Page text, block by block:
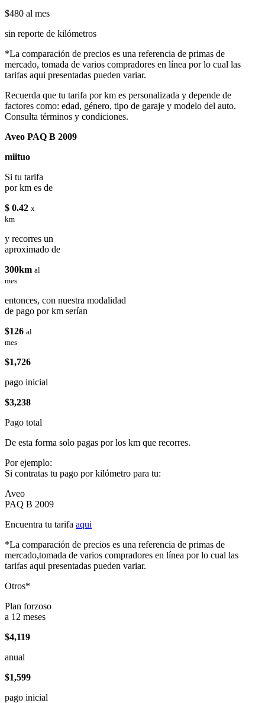
$480 al mes
sin reporte de kilómetros
*La comparación de precios es una referencia de primas de
mercado, tomada de varios compradores en línea por lo cual las
tarifas aqui presentadas pueden variar.
Recuerda que tu tarifa por km es personalizada y depende de
factores como: edad, género, tipo de garaje y modelo del auto.
Consulta términos y condiciones.
Aveo PAQ B 2009
miituo
Si tu tarifa
por km es de
$ 0.42 x
km
y recorres un
aproximado de
300km al
mes
entonces, con nuestra modalidad
de pago por km serían
$126 al
mes
$1,726
pago inicial
$3,238
Pago total
De esta forma solo pagas por los km que recorres.
Por ejemplo:
Si contratas tu pago por kilómetro para tu:
Aveo
PAQ B 2009
Encuentra tu tarifa aqui
*La comparación de precios es una referencia de primas de
mercado,tomada de varios compradores en línea por lo cual las
tarifas aqui presentadas pueden variar.
Otros*
Plan forzoso
a 12 meses
$4,119
anual
$1,599
pago inicial